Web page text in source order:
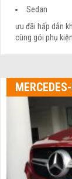
Sedan
ưu đãi hấp dẫn
cùng gói phụ